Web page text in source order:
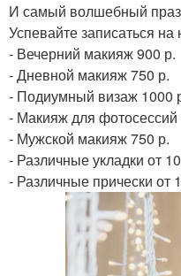
И самый волшебный
Успевайте записаться
- Вечерний макияж 900 р.
- Дневной макияж 750 р.
- Подиумный визаж 1000
- Макияж для фотосессий
- Мужской макияж 750 р.
- Различные укладки от
- Различные прически от